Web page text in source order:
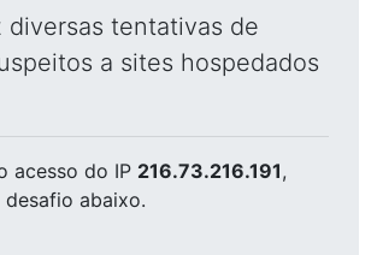
diversas tentativas de
a sites hospedados
acesso do IP 216.73.216.191,
abaixo.